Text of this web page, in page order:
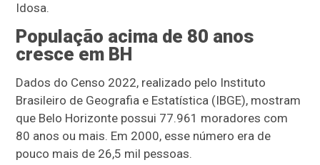
Idosa.
População acima de 80 anos
cresce em BH
Dados do Censo 2022, realizado pelo Instituto
Brasileiro de Geografia e Estatística (IBGE), mostram
que Belo Horizonte possui 77.961 moradores com
80 anos ou mais. Em 2000, esse número era de
pouco mais de 26,5 mil pessoas.